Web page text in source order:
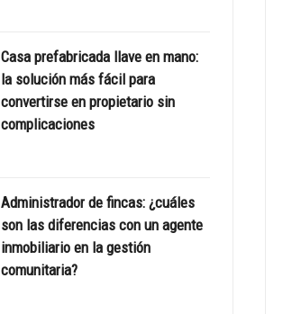
Casa prefabricada llave en mano:
la solución más fácil para
convertirse en propietario sin
complicaciones
Administrador de fincas: ¿cuáles
son las diferencias con un agente
inmobiliario en la gestión
comunitaria?